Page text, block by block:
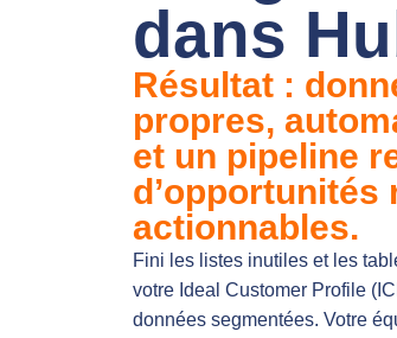
dans
Résultat :
propres,
et un pipeline
d’opportunités
actionnables.
Fini les listes inutiles et les
votre Ideal Customer Profile
données segmentées. Votre